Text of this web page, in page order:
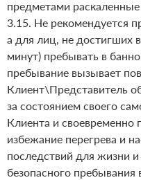
предметами
3.15. Не рекомендуется
а для лиц, не достигших
минут) пребывать в
пребывание вызывает
Клиент\Представитель
за состоянием своего
Клиента и своевременно
избежание перегрева и
последствий для жизни
безопасного